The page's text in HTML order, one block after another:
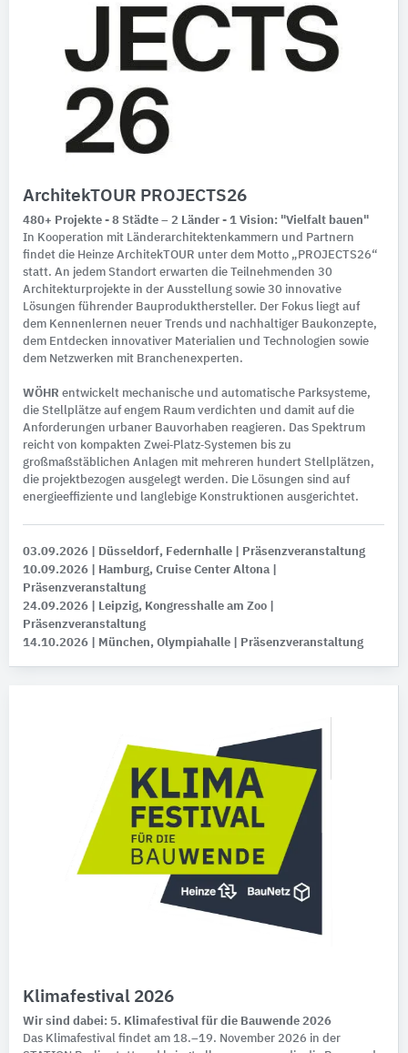
ArchitekTOUR PROJECTS26
480+ Projekte - 8 Städte – 2 Länder - 1 Vision: "Vielfalt bauen"
In Kooperation mit Länderarchitektenkammern und Partnern
findet die Heinze ArchitekTOUR unter dem Motto „PROJECTS26“
statt. An jedem Standort erwarten die Teilnehmenden 30
Architekturprojekte in der Ausstellung sowie 30 innovative
Lösungen führender Bauprodukthersteller. Der Fokus liegt auf
dem Kennenlernen neuer Trends und nachhaltiger Baukonzepte,
dem Entdecken innovativer Materialien und Technologien sowie
dem Netzwerken mit Branchenexperten.
WÖHR entwickelt mechanische und automatische Parksysteme,
die Stellplätze auf engem Raum verdichten und damit auf die
Anforderungen urbaner Bauvorhaben reagieren. Das Spektrum
reicht von kompakten Zwei‑Platz‑Systemen bis zu
großmaßstäblichen Anlagen mit mehreren hundert Stellplätzen,
die projektbezogen ausgelegt werden. Die Lösungen sind auf
energieeffiziente und langlebige Konstruktionen ausgerichtet.
03.09.2026 | Düsseldorf, Federnhalle
| Präsenzveranstaltung
10.09.2026
| Hamburg, Cruise Center Altona
Präsenzveranstaltung
24.09.2026
| Leipzig, Kongresshalle am Zoo
Präsenzveranstaltung
14.10.2026
| München, Olympiahalle | Präsenzveranstaltung
Klimafestival 2026
Wir sind dabei: 5. Klimafestival für die Bauwende 2026
Das Klimafestival findet am 18.–19. November 2026 in der